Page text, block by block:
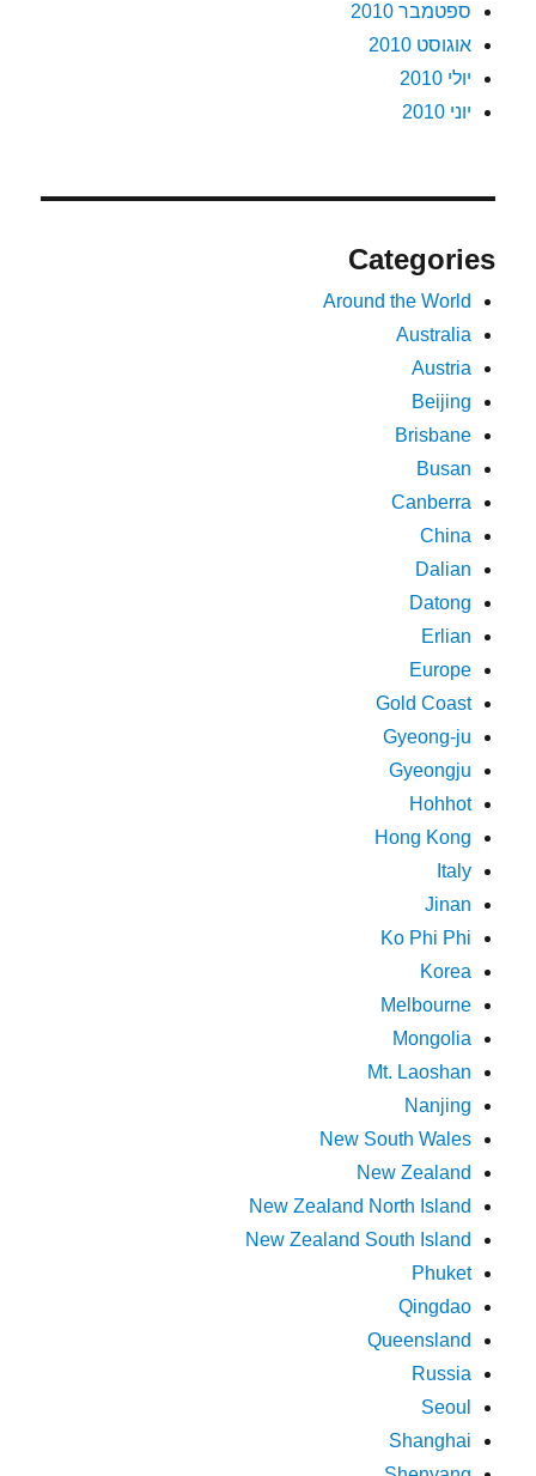
ספטמבר 2010
אוגוסט 2010
יולי 2010
יוני 2010
Categories
Around the World
Australia
Austria
Beijing
Brisbane
Busan
Canberra
China
Dalian
Datong
Erlian
Europe
Gold Coast
Gyeong-ju
Gyeongju
Hohhot
Hong Kong
Italy
Jinan
Ko Phi Phi
Korea
Melbourne
Mongolia
Mt. Laoshan
Nanjing
New South Wales
New Zealand
New Zealand North Island
New Zealand South Island
Phuket
Qingdao
Queensland
Russia
Seoul
Shanghai